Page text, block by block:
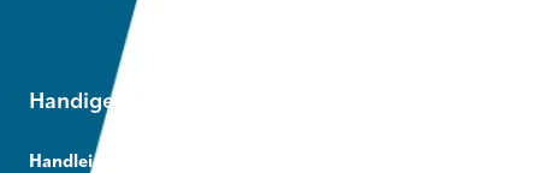
Handige links
Handleidingen